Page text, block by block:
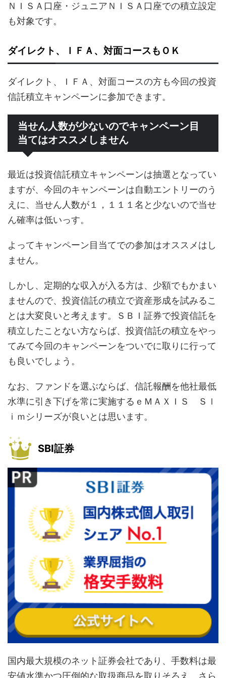
ＮＩＳＡ口座・ジュニアＮＩＳＡ口座での積立設定
も対象です。
ダイレクト、ＩＦＡ、対面コースもＯＫ
ダイレクト、ＩＦＡ、対面コースの方も今回の投資
信託積立キャンペーンに参加できます。
当せん人数が少ないのでキャンペーン目
当てはオススメしません
最近は投資信託積立キャンペーンは抽選となってい
ますが、今回のキャンペーンは自動エントリーのう
えに、当せん人数が１，１１１名と少ないので当せ
ん確率は低いっす。
よってキャンペーン目当てでの参加はオススメはし
ません。
しかし、定期的な収入が入る方は、少額でもかまい
ませんので、投資信託の積立で資産形成を試みるこ
とは大変良いと考えます。ＳＢＩ証券で投資信託を
積立したことない方ならば、投資信託の積立をやっ
てみて今回のキャンペーンをついでに取りに行って
も良いでしょう。
なお、ファンドを選ぶならば、信託報酬を他社最低
水準に引き下げを常に実施するｅＭＡＸＩＳ Ｓｌ
ｉｍシリーズが良いとは思います。
SBI証券
国内最大規模のネット証券会社であり、手数料は最
安値水準かつ圧倒的な取扱商品を取りそろえ、さら